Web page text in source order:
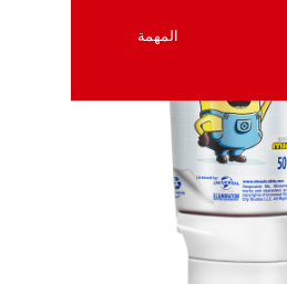
المهمة
المهمة